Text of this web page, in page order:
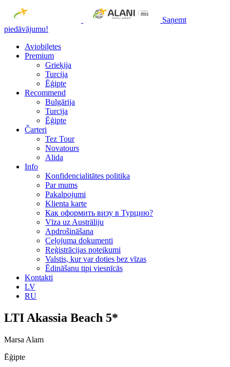
Saņemt
piedāvājumu!
Aviobiļetes
Premium
Grieķija
Turcija
Ēģipte
Recommend
Bulgārija
Turcija
Ēģipte
Čarteri
Tez Tour
Novatours
Alida
Info
Konfidencialitātes politika
Par mums
Рakalpojumi
Klienta karte
Как оформить визу в Турцию?
Vīza uz Austrāliju
Apdrošināšana
Ceļojuma dokumenti
Reģistrācijas noteikumi
Valstis, kur var doties bez vīzas
Ēdināšanu tipi viesnīcās
Kontakti
LV
RU
LTI Akassia Beach 5*
Marsa Alam
Ēģipte